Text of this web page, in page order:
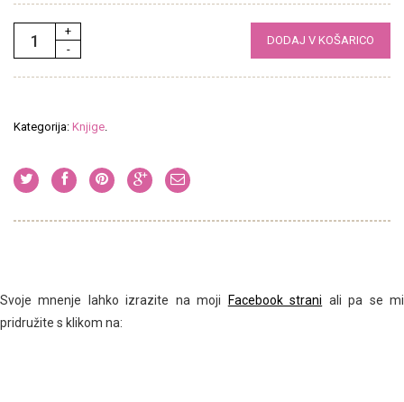
DODAJ V KOŠARICO
Kategorija: Knjige.
Svoje mnenje lahko izrazite na moji Facebook strani ali pa se mi
pridružite s klikom na: